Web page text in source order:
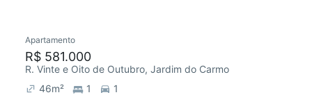
Apartamento
R$ 581.000
R. Vinte e Oito de Outubro, Jardim do Carmo
46m² 1
1